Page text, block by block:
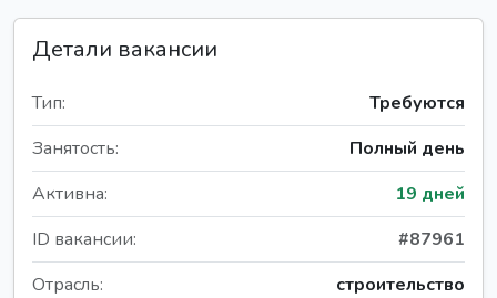
Детали вакансии
Тип:
Требуются
Занятость:
Полный день
Активна:
19 дней
ID вакансии:
#87961
Отрасль:
строительство